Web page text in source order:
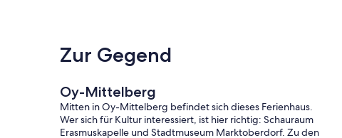
Zur Gegend
Oy-Mittelberg
Mitten in Oy-Mittelberg befindet sich dieses Ferienhaus.
Wer sich für Kultur interessiert, ist hier richtig: Schauraum
Erasmuskapelle und Stadtmuseum Marktoberdorf. Zu den